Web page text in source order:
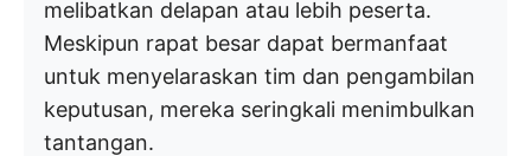
melibatkan delapan atau lebih peserta.
Meskipun rapat besar dapat bermanfaat
untuk menyelaraskan tim dan pengambilan
keputusan, mereka seringkali menimbulkan
tantangan.